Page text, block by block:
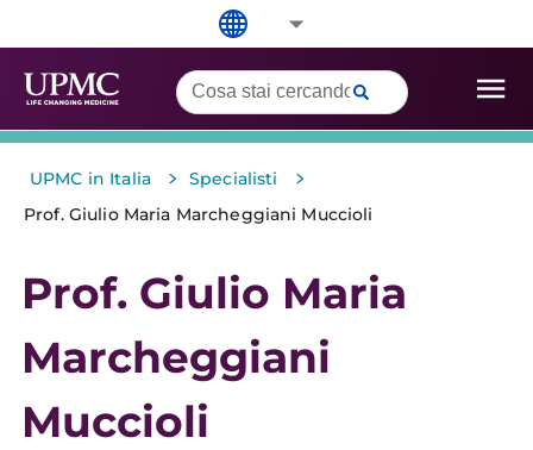
UPMC in Italia > Specialisti >
Prof. Giulio Maria Marcheggiani Muccioli
Prof. Giulio Maria
Marcheggiani
Muccioli